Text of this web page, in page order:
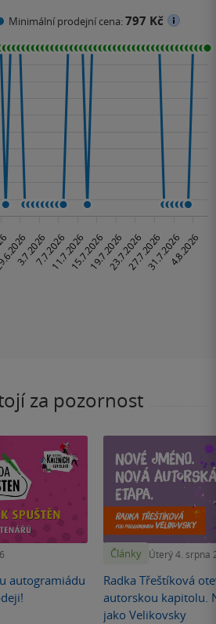
Minimální prodejní cena:797 Kč
za pozornost
autogramiádu
Články Úterý 4. srpna
Radka Třeštíková
autorskou kapitolu.
jako Velikovsky